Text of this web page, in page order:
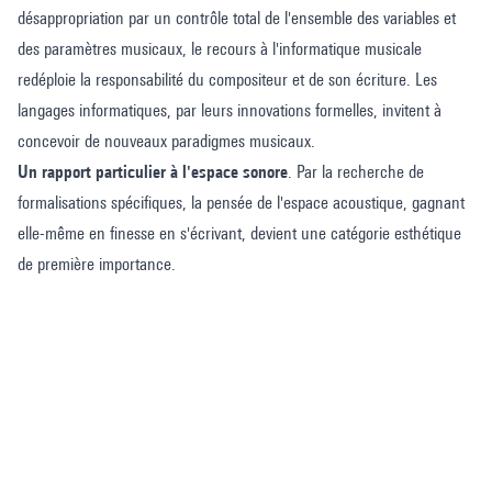
désappropriation par un contrôle total de l'ensemble des variables et
des paramètres musicaux, le recours à l'informatique musicale
redéploie la responsabilité du compositeur et de son écriture. Les
langages informatiques, par leurs innovations formelles, invitent à
concevoir de nouveaux paradigmes musicaux.
Un rapport particulier à l'espace sonore. Par la recherche de
formalisations spécifiques, la pensée de l'espace acoustique, gagnant
elle-même en finesse en s'écrivant, devient une catégorie esthétique
de première importance.